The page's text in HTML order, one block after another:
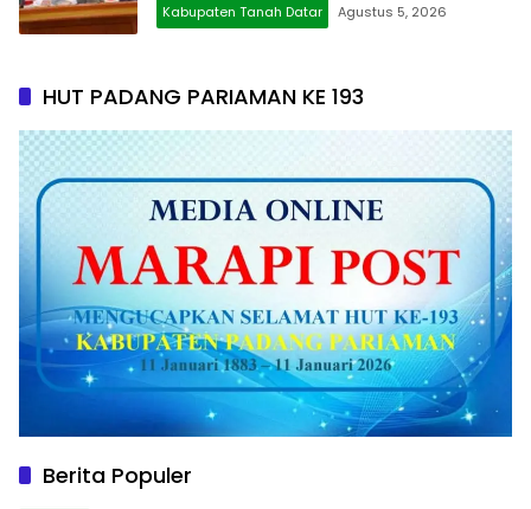
Kabupaten Tanah Datar Agustus 5, 2026
HUT PADANG PARIAMAN KE 193
Berita Populer